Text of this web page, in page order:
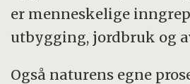
er menneskelige
utbygging, jordbruk og
Også naturens egne